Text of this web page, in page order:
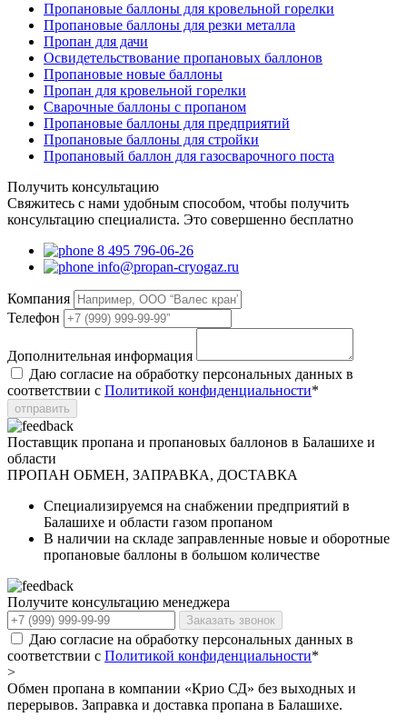
Пропановые баллоны для кровельной горелки
Пропановые баллоны для резки металла
Пропан для дачи
Освидетельствование пропановых баллонов
Пропановые новые баллоны
Пропан для кровельной горелки
Сварочные баллоны с пропаном
Пропановые баллоны для предприятий
Пропановые баллоны для стройки
Пропановый баллон для газосварочного поста
Получить консультацию
Свяжитесь с нами удобным способом, чтобы получить
консультацию специалиста. Это совершенно бесплатно
8 495 796-06-26
info@propan-cryogaz.ru
Компания
Телефон
Дополнительная информация
Даю согласие на обработку персональных данных в
соответствии с Политикой конфиденциальности*
отправить
Поставщик пропана и пропановых баллонов в Балашихе и
области
ПРОПАН ОБМЕН, ЗАПРАВКА, ДОСТАВКА
Специализируемся на снабжении предприятий в
Балашихе и области газом пропаном
В наличии на складе заправленные новые и оборотные
пропановые баллоны в большом количестве
Получите консультацию менеджера
Заказать звонок
Даю согласие на обработку персональных данных в
соответствии с Политикой конфиденциальности*
>
Обмен пропана в компании «Крио СД» без выходных и
перерывов. Заправка и доставка пропана в Балашихе.